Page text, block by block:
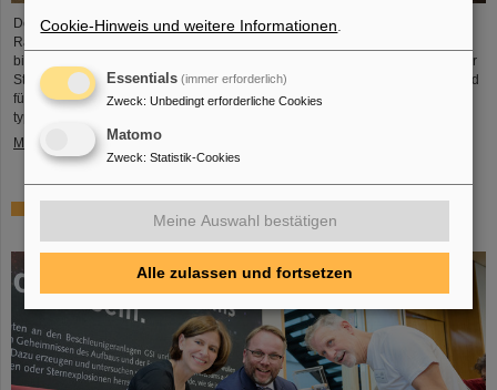
Der GSI/FAIR-Wissenschaftler Privatdozent Dr. Michael Scholz wurde im
Rahmen der diesjährigen Jahrestagung der Deutschen Gesellschaft für
biologische Strahlenforschung (DeGBS) in München für seine Beiträge in der
Strahlenforschung mit dem Ulrich-Hagen-Preis ausgezeichnet. Der Preis wird
für herausragende Verdienste in der deutschen Strahlenforschung –
typischerweise für ein Lebenswerk – vergeben.
Mehr »
in Berlin: GSI und FAIR ziehen positive Bilanz
Cookie-Hinweis und weitere Informationen
Essentials (immer erforderlich)
Zweck: Unbedingt erforderliche Cookies
Matomo
Zweck: Statistik-Cookies
Meine Auswahl bestätigen
Alle zulassen und fortsetzen